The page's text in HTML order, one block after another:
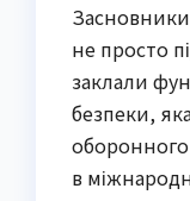
не просто
заклали
безпеки,
в